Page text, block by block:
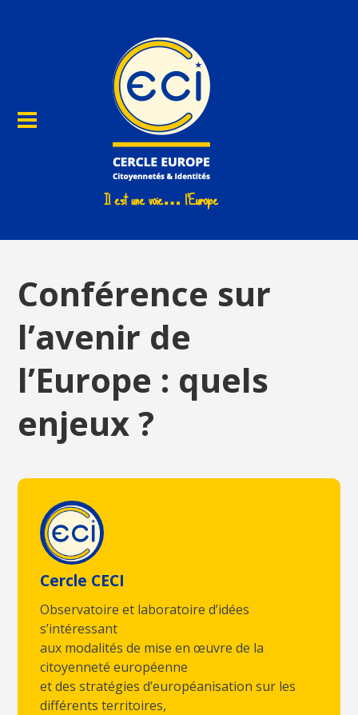
Conférence sur
l’avenir de
l’Europe : quels
enjeux ?
Cercle CECI
Observatoire et laboratoire d’idées
s’intéressant
aux modalités de mise en œuvre de la
citoyenneté européenne
et des stratégies d’européanisation sur les
différents territoires,